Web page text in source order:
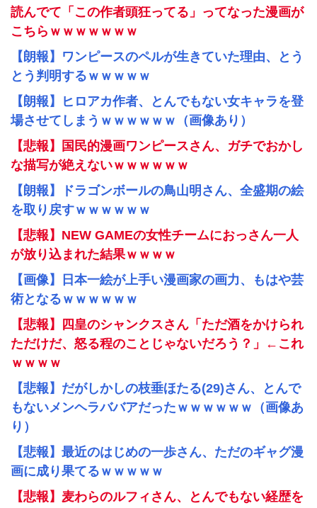
読んでて「この作者頭狂ってる」ってなった漫画が
こちらｗｗｗｗｗｗｗ
【朗報】ワンピースのペルが生きていた理由、とう
とう判明するｗｗｗｗｗ
【朗報】ヒロアカ作者、とんでもない女キャラを登
場させてしまうｗｗｗｗｗｗ（画像あり）
【悲報】国民的漫画ワンピースさん、ガチでおかし
な描写が絶えないｗｗｗｗｗｗ
【朗報】ドラゴンボールの鳥山明さん、全盛期の絵
を取り戻すｗｗｗｗｗｗ
【悲報】NEW GAMEの女性チームにおっさん一人
が放り込まれた結果ｗｗｗｗ
【画像】日本一絵が上手い漫画家の画力、もはや芸
術となるｗｗｗｗｗｗ
【悲報】四皇のシャンクスさん「ただ酒をかけられ
ただけだ、怒る程のことじゃないだろう？」←これ
ｗｗｗｗ
【悲報】だがしかしの枝垂ほたる(29)さん、とんで
もないメンヘラババアだったｗｗｗｗｗｗ（画像あ
り）
【悲報】最近のはじめの一歩さん、ただのギャグ漫
画に成り果てるｗｗｗｗｗ
【悲報】麦わらのルフィさん、とんでもない経歴を